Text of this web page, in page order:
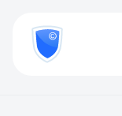
800
777-
81-Проверить